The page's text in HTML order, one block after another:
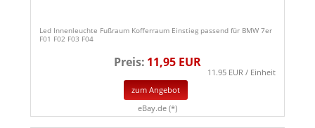
Led Innenleuchte Fußraum Kofferraum Einstieg passend für BMW 7er
F01 F02 F03 F04
Preis: 11,95 EUR
11.95 EUR / Einheit
zum Angebot
eBay.de (*)